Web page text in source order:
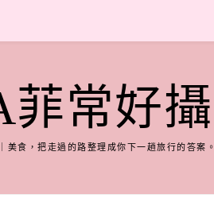
菲常好攝
美食，把走過的路整理成你下一趟旅行的答案。